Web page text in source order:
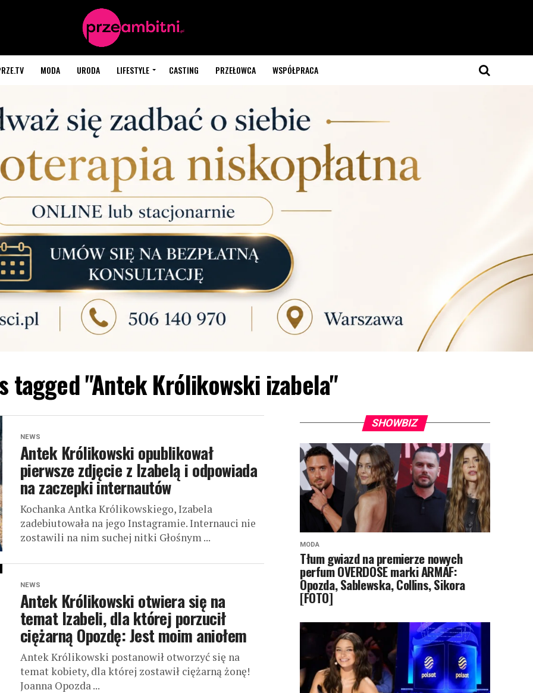
MODA URODA LIFESTYLE CASTING PRZEŁOWCA WSPÓŁPRACA
tagged "Antek Królikowski izabela"
NEWS
Antek Królikowski opublikował
pierwsze zdjęcie z Izabelą i odpowiada
na zaczepki internautów
Kochanka Antka Królikowskiego, Izabela
zadebiutowała na jego Instagramie. Internauci nie
zostawili na nim suchej nitki Głośnym ...
NEWS
Antek Królikowski otwiera się na
temat Izabeli, dla której porzucił
ciężarną Opozdę: Jest moim aniołem
Antek Królikowski postanowił otworzyć się na
temat kobiety, dla której zostawił ciężarną żonę!
Joanna Opozda ...
SHOWBIZ
MODA
Tłum gwiazd na premierze nowych
perfum OVERDOSE marki ARMAF:
Opozda, Sablewska, Collins, Sikora
[FOTO]